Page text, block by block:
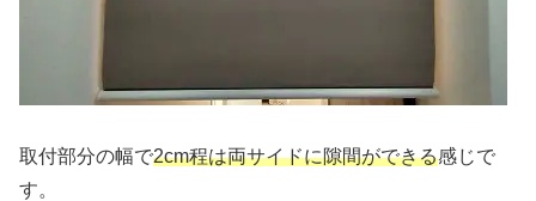
取付部分の幅で2cm程は両サイドに隙間ができる感じで
す。